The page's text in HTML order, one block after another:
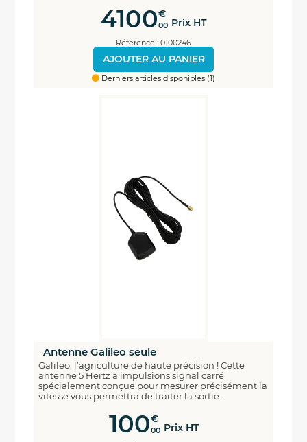
4100€
00 Prix HT
Référence : 0100246
AJOUTER AU PANIER
Derniers articles disponibles (1)
Antenne Galileo seule
Galileo, l’agriculture de haute précision ! Cette
antenne 5 Hertz à impulsions signal carré
spécialement conçue pour mesurer précisément la
vitesse vous permettra de traiter la sortie...
100€
00 Prix HT